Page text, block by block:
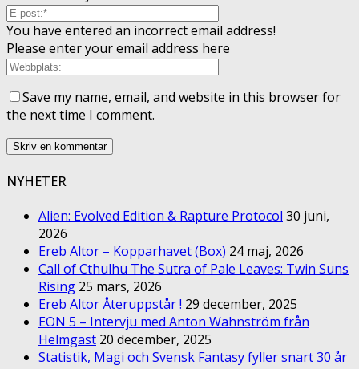
You have entered an incorrect email address!
Please enter your email address here
Save my name, email, and website in this browser for
the next time I comment.
NYHETER
Alien: Evolved Edition & Rapture Protocol 30 juni,
2026
Ereb Altor – Kopparhavet (Box) 24 maj, 2026
Call of Cthulhu The Sutra of Pale Leaves: Twin Suns
Rising 25 mars, 2026
Ereb Altor Återuppstår ! 29 december, 2025
EON 5 – Intervju med Anton Wahnström från
Helmgast 20 december, 2025
Statistik, Magi och Svensk Fantasy fyller snart 30 år